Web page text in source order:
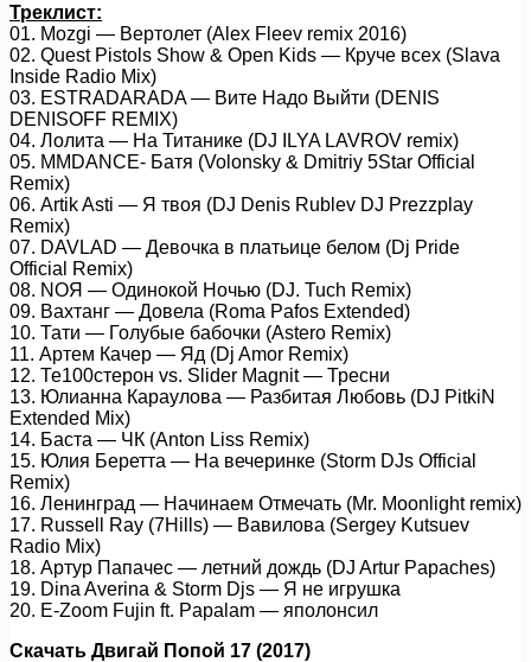
Треклист:
01. Mozgi — Вертолет (Alex Fleev remix 2016)
02. Quest Pistols Show & Open Kids — Круче всех (Slava
Inside Radio Mix)
03. ESTRADARADA — Вите Надо Выйти (DENIS
DENISOFF REMIX)
04. Лолита — На Титанике (DJ ILYA LAVROV remix)
05. MMDANCE- Батя (Volonsky & Dmitriy 5Star Official
Remix)
06. Artik Asti — Я твоя (DJ Denis Rublev DJ Prezzplay
Remix)
07. DAVLAD — Девочка в платьице белом (Dj Pride
Official Remix)
08. NOЯ — Одинокой Ночью (DJ. Tuch Remix)
09. Вахтанг — Довела (Roma Pafos Extended)
10. Тати — Голубые бабочки (Astero Remix)
11. Артем Качер — Яд (Dj Amor Remix)
12. Те100стерон vs. Slider Magnit — Тресни
13. Юлианна Караулова — Разбитая Любовь (DJ PitkiN
Extended Mix)
14. Баста — ЧК (Anton Liss Remix)
15. Юлия Беретта — На вечеринке (Storm DJs Official
Remix)
16. Ленинград — Начинаем Отмечать (Mr. Moonlight remix)
17. Russell Ray (7Hills) — Вавилова (Sergey Kutsuev
Radio Mix)
18. Артур Папачес — летний дождь (DJ Artur Papaches)
19. Dina Averina & Storm Djs — Я не игрушка
20. E-Zoom Fujin ft. Papalam — яполонсил
Скачать Двигай Попой 17 (2017)